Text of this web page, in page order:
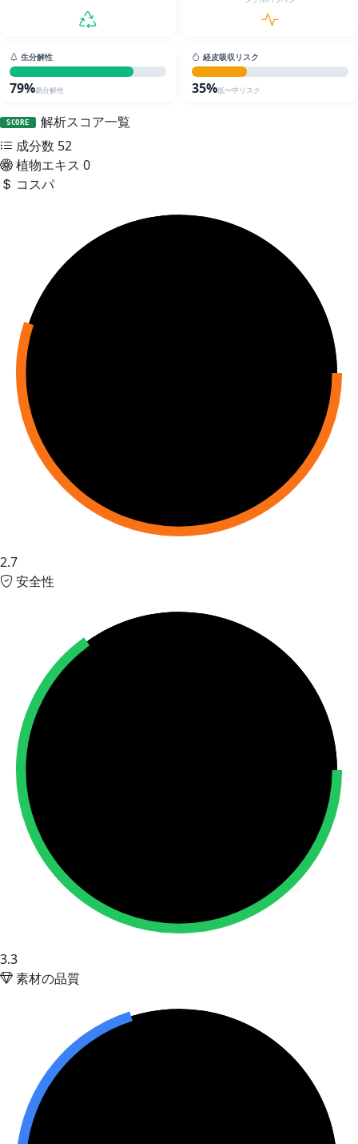
生分解性
79%易分解性
経皮吸収リスク
35%低〜中リスク
SCORE
解析スコア一覧
成分数 52
植物エキス 0
コスパ
2.7
安全性
3.3
素材の品質